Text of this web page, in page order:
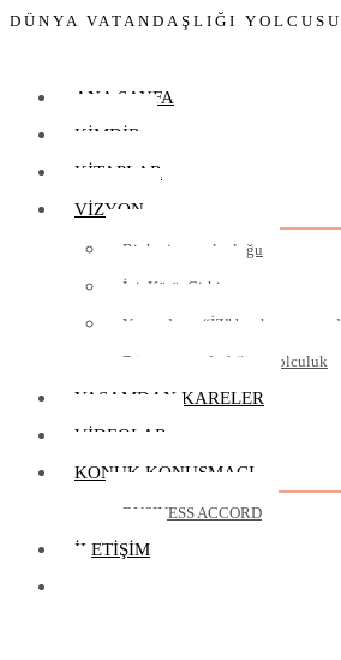
DÜNYA VATANDAŞLIĞI YOLCUSU
ANA SAYFA
KIMDIR
KITAPLAR
VIZYON
Bir kariyer yolculuğu
İyi, Kötü, Çirkin
Yaşamda ya “İZ” bırakırsınız ya
Dünya vatandaşlığına yolculuk
YAŞAMDAN KARELER
VIDEOLAR
KONUK KONUŞMACI
BUSINESS ACCORD
İLETIŞIM